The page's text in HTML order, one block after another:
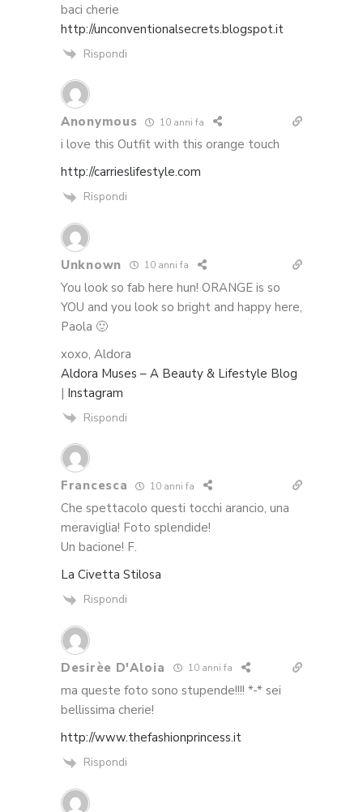
baci cherie
http://unconventionalsecrets.blogspot.it
Rispondi
Anonymous 10 anni fa
i love this Outfit with this orange touch
http://carrieslifestyle.com
Rispondi
Unknown 10 anni fa
You look so fab here hun! ORANGE is so
YOU and you look so bright and happy here,
Paola 🙂
xoxo, Aldora
Aldora Muses – A Beauty & Lifestyle Blog
| Instagram
Rispondi
Francesca 10 anni fa
Che spettacolo questi tocchi arancio, una
meraviglia! Foto splendide!
Un bacione! F.
La Civetta Stilosa
Rispondi
Desirèe D'Aloia 10 anni fa
ma queste foto sono stupende!!!! *-* sei
bellissima cherie!
http://www.thefashionprincess.it
Rispondi